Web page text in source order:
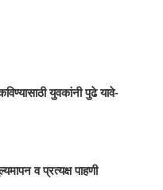
युवकांनी पुढे यावे-
व प्रत्यक्ष पाहणी